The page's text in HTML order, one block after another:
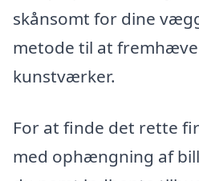
skånsomt for dine
metode til at
kunstværker.
For at finde det rette
med ophængning af